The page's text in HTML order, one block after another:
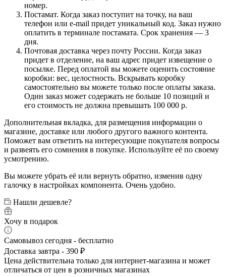
номер.
Постамат. Когда заказ поступит на точку, на ваш
телефон или e-mail придет уникальный код. Заказ нужно
оплатить в терминале постамата. Срок хранения — 3
дня.
Почтовая доставка через почту России. Когда заказ
придет в отделение, на ваш адрес придет извещение о
посылке. Перед оплатой вы можете оценить состояние
коробки: вес, целостность. Вскрывать коробку
самостоятельно вы можете только после оплаты заказа.
Один заказ может содержать не больше 10 позиций и
его стоимость не должна превышать 100 000 р.
Дополнительная вкладка, для размещения информации о
магазине, доставке или любого другого важного контента.
Поможет вам ответить на интересующие покупателя вопросы
и развеять его сомнения в покупке. Используйте её по своему
усмотрению.
Вы можете убрать её или вернуть обратно, изменив одну
галочку в настройках компонента. Очень удобно.
Нашли дешевле?
Хочу в подарок
Самовывоз сегодня - бесплатно
Доставка завтра - 390 ₽
Цена действительна только для интернет-магазина и может
отличаться от цен в розничных магазинах